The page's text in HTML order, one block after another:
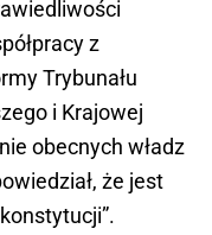
z
Trybunału
i Krajowej
obecnych władz
że jest